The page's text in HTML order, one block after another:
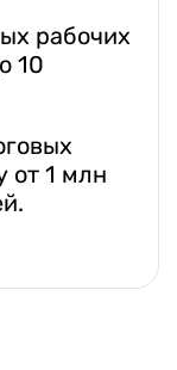
рабочих
10
от 1 млн